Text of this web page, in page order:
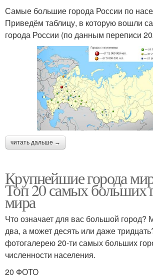
Самые большие города России по
Приведём таблицу, в которую вошли
города России (по данным переписи
читать дальше →
Крупнейшие города
Топ 20 самых больших
мира
Что означает для вас большой город?
два, а может десять или даже
фотогалерею 20-ти самых больших
численности населения.
20 ФОТО